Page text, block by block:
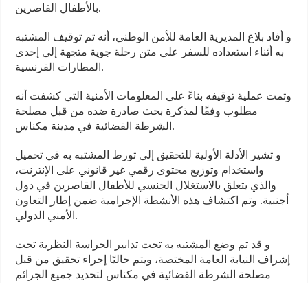
بالأطفال القاصرين.
و أفاد بلاغ المديرية العامة للأمن الوطني، أنه تم توقيف المشتبه
به أثناء استعداده للسفر على متن رحلة جوية متجهة إلى إحدى
المطارات الفرنسية.
وتمت عملية توقيفه بناءً على المعلومات الأمنية التي كشفت أنه
مطلوب وفقًا لمذكرة بحث صادرة ضده من قبل مصلحة
الشرطة القضائية في مدينة مكناس.
و تشير الأدلة الأولية للتحقيق إلى تورط المشتبه به في تحميل
واستخدام وتوزيع محتوى رقمي غير قانوني على الإنترنت،
والذي يتعلق بالاستغلال الجنسي للأطفال القاصرين في دول
أجنبية. وتم اكتشاف هذه الأنشطة الإجرامية ضمن إطار التعاون
الأمني الدولي.
و قد تم وضع المشتبه به تحت تدابير الحراسة النظرية تحت
إشراف النيابة العامة المختصة، ويتم حاليًا إجراء تحقيق من قبل
مصلحة الشرطة القضائية في مكناس لتحديد جميع الجرائم